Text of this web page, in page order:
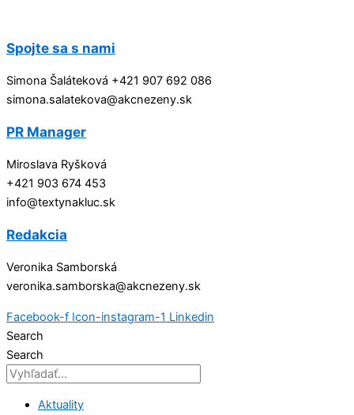
obsah
Spojte sa s nami
Simona Šaláteková +421 907 692 086
simona.salatekova@akcnezeny.sk
PR Manager
Miroslava Ryšková
+421 903 674 453
info@textynakluc.sk
Redakcia
Veronika Samborská
veronika.samborska@akcnezeny.sk
Facebook-f Icon-instagram-1 Linkedin
Search
Search
Aktuality